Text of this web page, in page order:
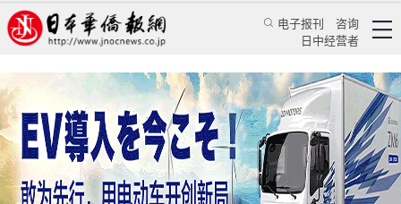
电子报刊
咨询
日中经营者
日本自卫队一士兵纵火偷盗受到惩戒免职处分